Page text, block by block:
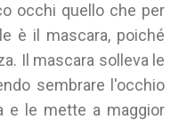
occhi quello che per
è il mascara, poiché
Il mascara solleva le
sembrare l'occhio
e le mette a maggior